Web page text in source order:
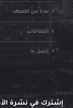
نبذة عن المعهد
الفعاليات
إتصل بنا
إشترك في نشرة